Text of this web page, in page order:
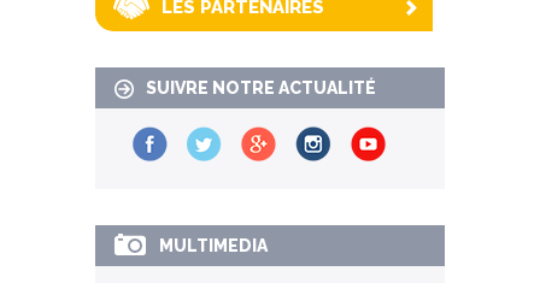
LES PARTENAIRES
SUIVRE NOTRE ACTUALITÉ
MULTIMEDIA